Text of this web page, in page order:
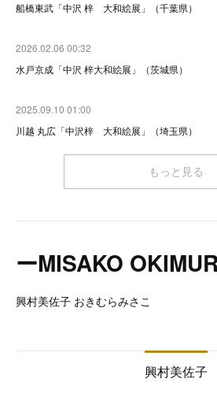
船橋東武「中沢 梓 大和絵展」（千葉県）
2026.02.06 00:32
水戸京成「中沢 梓大和絵展」（茨城県）
2025.09.10 01:00
川越 丸広「中沢梓 大和絵展」（埼玉県）
もっと見る
ーMISAKO
興村美佐子 おきむらみさこ
興村美佐子